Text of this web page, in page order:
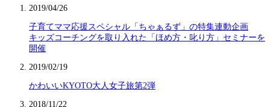
2019/04/26
子育てママ応援スペシャル「ちゃぁるず」の特集連動企画
キッズコーチングを取り入れた「ほめ方・叱り方」セミナーを
開催
2019/02/19
かわいいKYOTO大人女子旅第2弾
2018/11/22